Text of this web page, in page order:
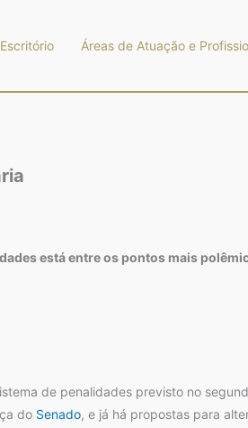
Escritório Áreas de Atuação e
está entre os pontos mais
de penalidades previsto no
do Senado, e já há propostas para